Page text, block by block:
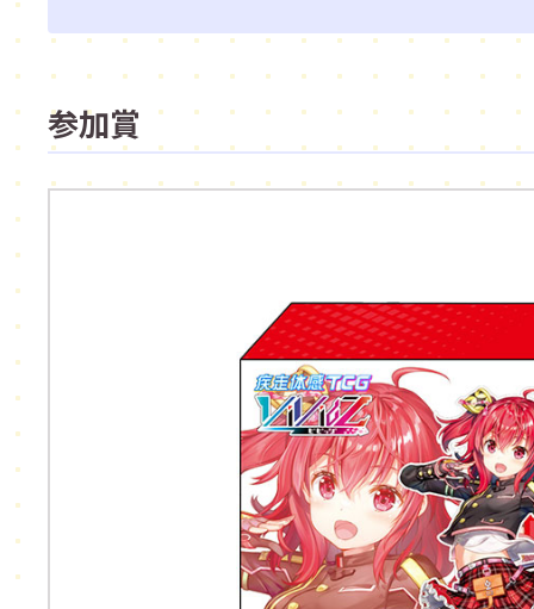
参加賞